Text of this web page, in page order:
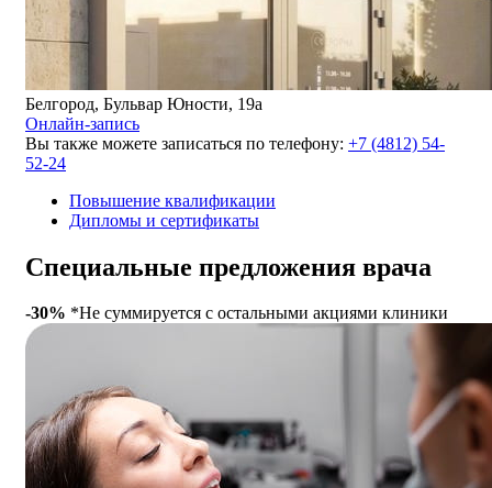
Белгород, Бульвар Юности, 19а
Онлайн-запись
Вы также можете записаться по телефону: +7 (4812) 54-
52-24
Повышение квалификации
Дипломы и сертификаты
Специальные предложения врача
-30% *Не суммируется с остальными акциями клиники